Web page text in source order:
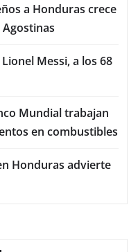
a Honduras crece
Agostinas
Messi, a los 68
Mundial trabajan
en combustibles
Honduras advierte